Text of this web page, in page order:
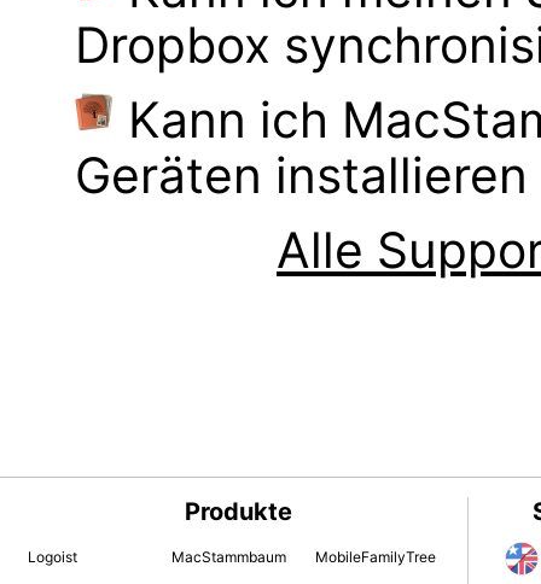
Dropbox
Kann ich
Geräten
Alle
Produkte
Logoist MacStammbaum MobileFamilyTree